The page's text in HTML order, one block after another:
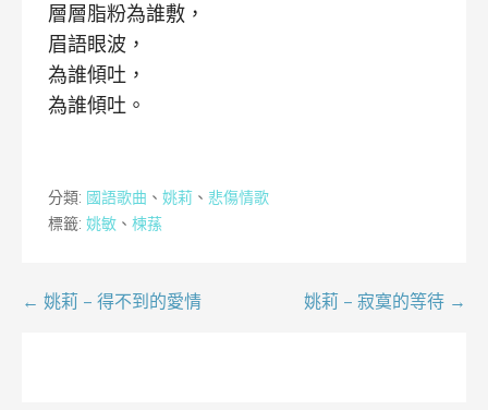
層層脂粉為誰敷，
眉語眼波，
為誰傾吐，
為誰傾吐。
分類: 國語歌曲 、 姚莉 、 悲傷情歌
標籤: 姚敏 、 楝蓀
文← 姚莉 – 得不到的愛情 姚莉 – 寂寞的等待 →